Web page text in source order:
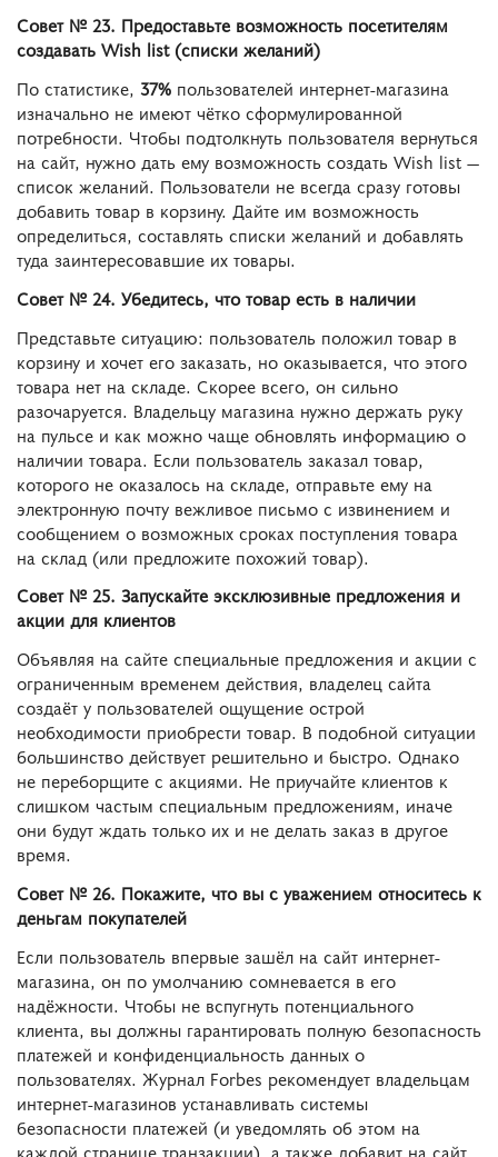
Совет № 23. Предоставьте возможность посетителям
создавать Wish list (списки желаний)
По статистике, 37% пользователей интернет-магазина
изначально не имеют чётко сформулированной
потребности. Чтобы подтолкнуть пользователя вернуться
на сайт, нужно дать ему возможность создать Wish list —
список желаний. Пользователи не всегда сразу готовы
добавить товар в корзину. Дайте им возможность
определиться, составлять списки желаний и добавлять
туда заинтересовавшие их товары.
Совет № 24. Убедитесь, что товар есть в наличии
Представьте ситуацию: пользователь положил товар в
корзину и хочет его заказать, но оказывается, что этого
товара нет на складе. Скорее всего, он сильно
разочаруется. Владельцу магазина нужно держать руку
на пульсе и как можно чаще обновлять информацию о
наличии товара. Если пользователь заказал товар,
которого не оказалось на складе, отправьте ему на
электронную почту вежливое письмо с извинением и
сообщением о возможных сроках поступления товара
на склад (или предложите похожий товар).
Совет № 25. Запускайте эксклюзивные предложения и
акции для клиентов
Объявляя на сайте специальные предложения и акции с
ограниченным временем действия, владелец сайта
создаёт у пользователей ощущение острой
необходимости приобрести товар. В подобной ситуации
большинство действует решительно и быстро. Однако
не переборщите с акциями. Не приучайте клиентов к
слишком частым специальным предложениям, иначе
они будут ждать только их и не делать заказ в другое
время.
Совет № 26. Покажите, что вы с уважением относитесь к
деньгам покупателей
Если пользователь впервые зашёл на сайт интернет-
магазина, он по умолчанию сомневается в его
надёжности. Чтобы не вспугнуть потенциального
клиента, вы должны гарантировать полную безопасность
платежей и конфиденциальность данных о
пользователях. Журнал Forbes рекомендует владельцам
интернет-магазинов устанавливать системы
безопасности платежей (и уведомлять об этом на
каждой странице транзакции), а также добавит на сайт